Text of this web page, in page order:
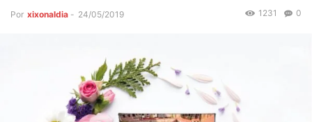
Por xixonaldia - 24/05/2019 0
1231